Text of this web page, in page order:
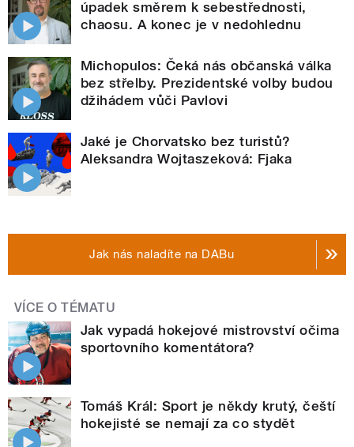
úpadek směrem k sebestřednosti,
chaosu. A konec je v nedohlednu
Michopulos: Čeká nás občanská válka
bez střelby. Prezidentské volby budou
džihádem vůči Pavlovi
Jaké je Chorvatsko bez turistů?
Aleksandra Wojtaszeková: Fjaka
Jak nás naladíte na DABu
VÍCE O TÉMATU
Jak vypadá hokejové mistrovství očima
sportovního komentátora?
Tomáš Král: Sport je někdy krutý, čeští
hokejisté se nemají za co stydět